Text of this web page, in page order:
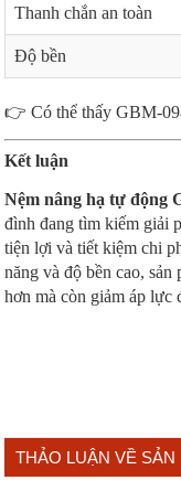
Thanh chắn an toàn
Độ bền
👉 Có thể thấy GBM-
Kết luận
Nệm nâng hạ tự động
đình đang tìm kiếm giải
tiện lợi và tiết kiệm chi
năng và độ bền cao,
hơn mà còn giảm áp lực
THẢO LUẬN VỀ SẢN